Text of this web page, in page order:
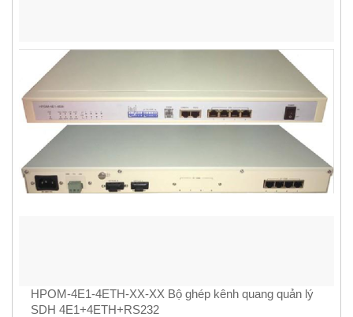
HPOM-4E1-4ETH-XX-XX Bộ ghép kênh quang quản lý
SDH 4E1+4ETH+RS232